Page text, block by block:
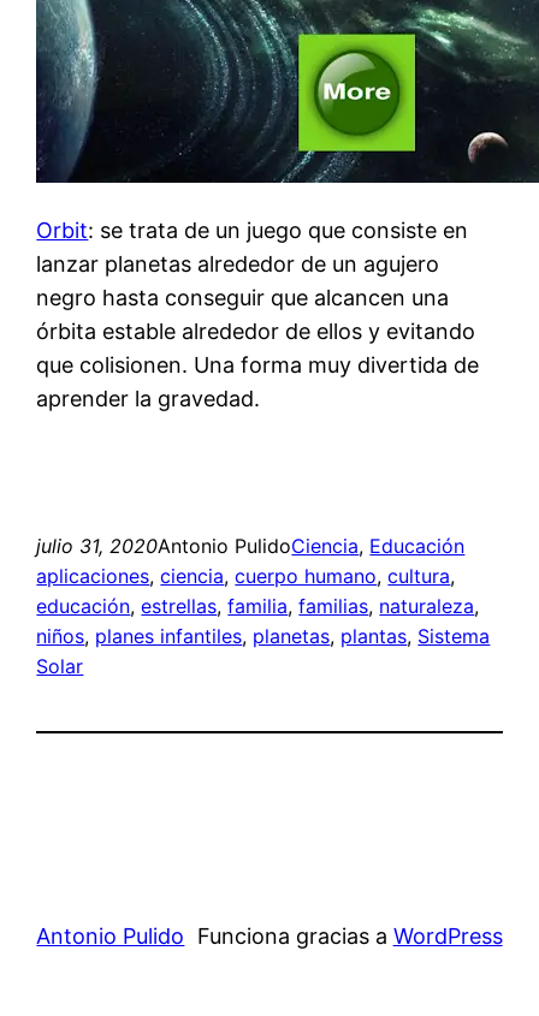
Orbit: se trata de un juego que consiste en
lanzar planetas alrededor de un agujero
negro hasta conseguir que alcancen una
órbita estable alrededor de ellos y evitando
que colisionen. Una forma muy divertida de
aprender la gravedad.
julio 31, 2020Antonio PulidoCiencia, Educación
aplicaciones, ciencia, cuerpo humano, cultura
educación, estrellas, familia, familias, naturaleza
niños, planes infantiles, planetas, plantas, Sistema
Solar
Antonio Pulido Funciona gracias a WordPress